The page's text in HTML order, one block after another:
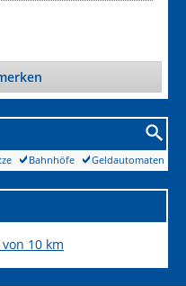
Geldautomaten
Bahnhöfe
10 km